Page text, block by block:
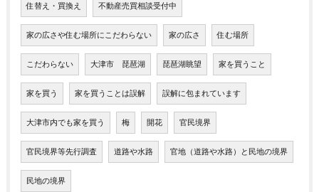
住替え・買換え 不動産売買相談受付中
家の広さや住む場所にこだわらない 家の広さ 住む場所
こだわらない 大津市 琵琶湖 琵琶湖眺望 家を買うこと
家を買う 家を買うことは誤解 誤解に包まれています
大津市内でも家を買う 梅 開花 官民境界
官民境界等先行調査 道路や水路 官地（道路や水路）と民地の境界
民地の境界